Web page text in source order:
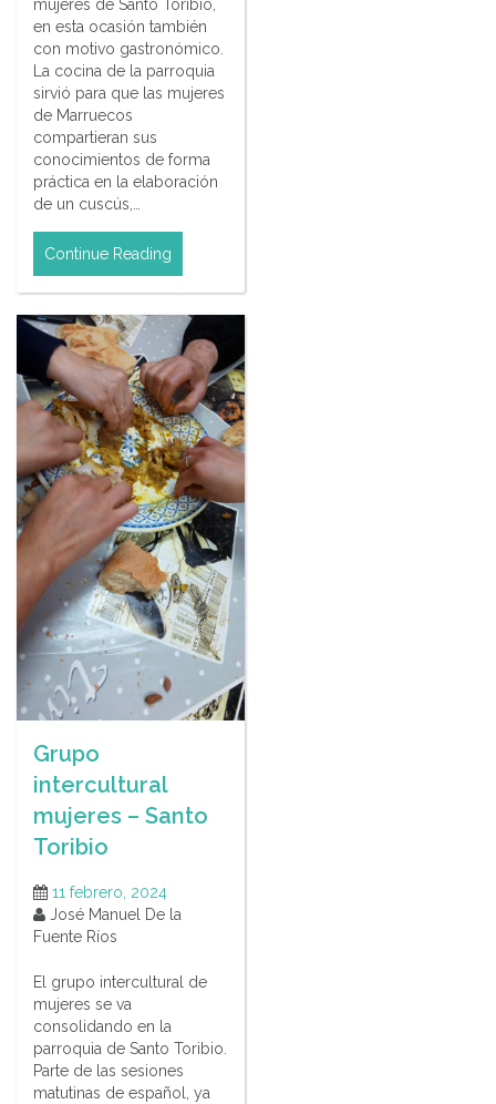
mujeres de Santo Toribio,
en esta ocasión también
con motivo gastronómico.
La cocina de la parroquia
sirvió para que las mujeres
de Marruecos
compartieran sus
conocimientos de forma
práctica en la elaboración
de un cuscús,…
Continue Reading
Grupo
intercultural
mujeres – Santo
Toribio
11 febrero, 2024
José Manuel De la
Fuente Ríos
El grupo intercultural de
mujeres se va
consolidando en la
parroquia de Santo Toribio.
Parte de las sesiones
matutinas de español, ya